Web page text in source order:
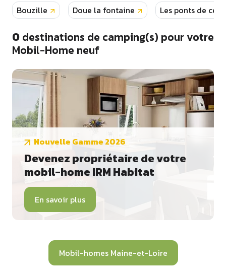
Bouzille Doue la fontaine Les ponts de ce
0destinations de camping(s) pour votre
Mobil-Home neuf
Nouvelle Gamme 2026
Devenez propriétaire de votre
mobil-home IRM Habitat
En savoir plus
Mobil-homes Maine-et-Loire